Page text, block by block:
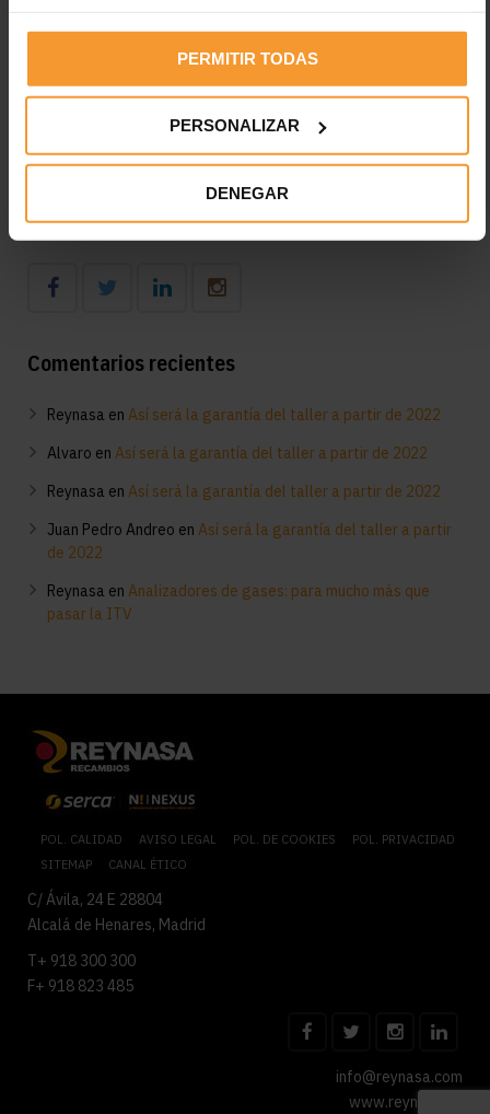
PERMITIR TODAS
PERSONALIZAR
DENEGAR
prevención
aseguradoras por la pintura a los talleres madrileños
Diagnóstico en el taller del funcionamiento del aire
acondicionado: consejos clave
Síguenos
Comentarios recientes
Reynasa en Así será la garantía del taller a partir de 2022
Alvaro en Así será la garantía del taller a partir de 2022
Reynasa en Así será la garantía del taller a partir de 2022
Juan Pedro Andreo en Así será la garantía del taller a partir
de 2022
Reynasa en Analizadores de gases: para mucho más que
pasar la ITV
POL. CALIDAD AVISO LEGAL POL. DE COOKIES
POL. PRIVACIDAD
SITEMAP
CANAL ÉTICO
C/ Ávila, 24 E 28804
Alcalá de Henares, Madrid
T+ 918 300 300
F+ 918 823 485
info@reynasa.com
www.reynasa.es